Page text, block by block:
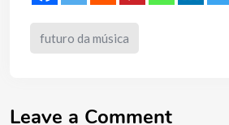
futuro da música
Leave a Comment